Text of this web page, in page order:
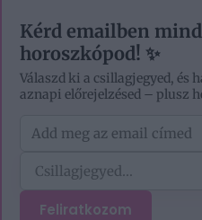
Kérd emailben
horoszkópod! ✨
Válaszd ki a csillagjegyed, és
aznapi előrejelzésed – plusz
Feliratkozom